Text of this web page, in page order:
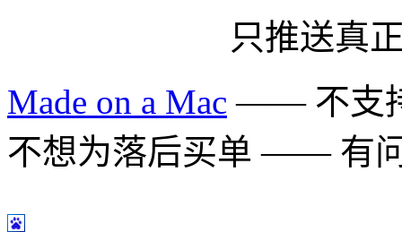
只推送真
Made on a Mac —— 不支
不想为落后买单 —— 有